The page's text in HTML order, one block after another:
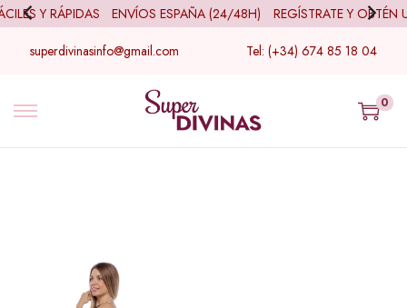
Y RÁPIDAS ENVÍOS ESPAÑA (24/48H) REGÍSTRATE Y OBTÉN
superdivinasinfo@gmail.com Tel: (+34) 674 85 18 04
0